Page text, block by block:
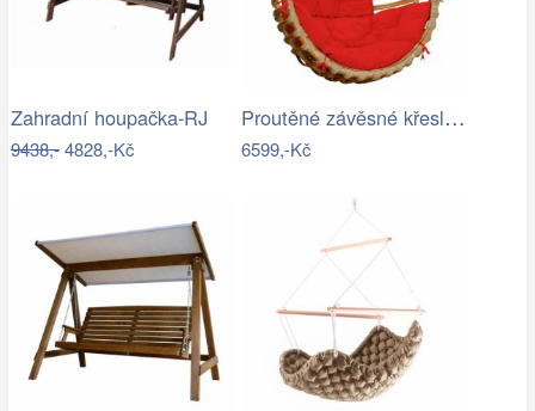
Zahradní houpačka-RJ
9438,-4828,-Kč
Proutěné závěsné křeslo Elis, přírodní…
6599,-Kč